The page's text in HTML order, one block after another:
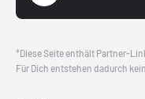
*Diese Seite enthält Partner-
Für Dich entstehen dadurch